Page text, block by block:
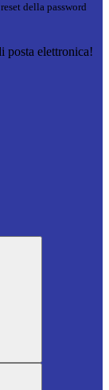
della password
posta elettronica!